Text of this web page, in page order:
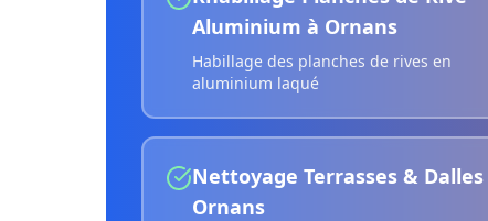
Aluminium à Ornans
Habillage des planches de rives en
aluminium laqué
Nettoyage Terrasses & Dalles
Ornans